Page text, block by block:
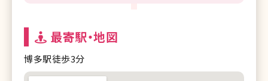
最寄駅・地図
博多駅徒歩3分